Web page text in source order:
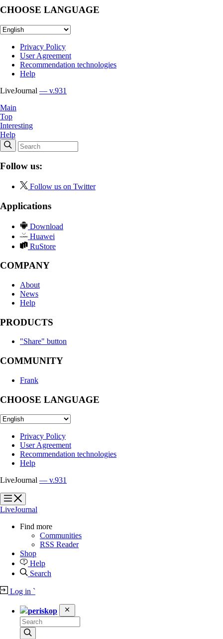
CHOOSE LANGUAGE
Privacy Policy
User Agreement
Recommendation technologies
Help
LiveJournal — v.931
Main
Top
Interesting
Help
Follow us:
Follow us on Twitter
Applications
Download
Huawei
RuStore
COMPANY
About
News
Help
PRODUCTS
"Share" button
COMMUNITY
Frank
CHOOSE LANGUAGE
Privacy Policy
User Agreement
Recommendation technologies
Help
LiveJournal — v.931
?
?
LiveJournal
Find more
Communities
RSS Reader
Shop
Help
Search
Log in `
periskop